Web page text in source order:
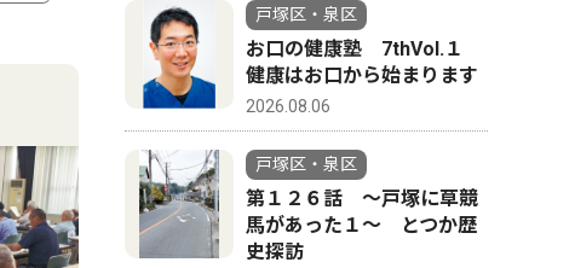
4
戸塚区・泉区
お口の健康塾 7thVol.１
健康はお口から始まります
2026.08.06
戸塚区・泉区
第１２６話 〜戸塚に草競
馬があった１〜 とつか歴
史探訪